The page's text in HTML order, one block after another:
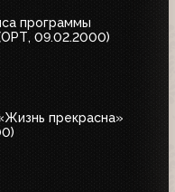
программы
09.02.2000)
прекрасна»